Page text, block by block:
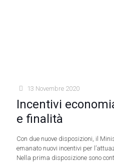
13 Novembre 2020
Incentivi
e finalità
Con due nuove disposizioni, il
emanato nuovi incentivi per
Nella prima disposizione sono